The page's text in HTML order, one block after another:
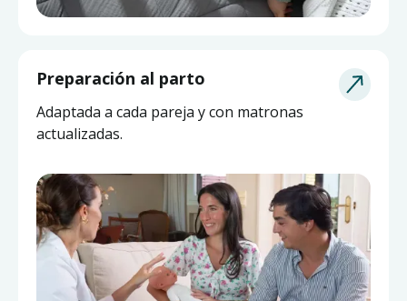
Asesoría de Lactancia
Pide ayuda a una matrona experta y actualizada
sin salir de casa.
Preparación al parto
Adaptada a cada pareja y con matronas
actualizadas.